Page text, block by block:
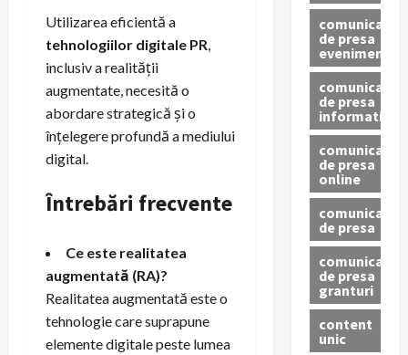
Utilizarea eficientă a
tehnologiilor digitale PR
inclusiv a realității
augmentate, necesită o
abordare strategică și o
înțelegere profundă a mediului
digital.
Întrebări frecvente
Ce este realitatea
augmentată (RA)?
Realitatea augmentată este o
tehnologie care suprapune
elemente digitale peste lumea
comunicat
de presa
eveniment
comunicat
de presa
informativ
comunicat
de presa
online
comunicate
de presa
comunicate
de presa
granturi
content
unic